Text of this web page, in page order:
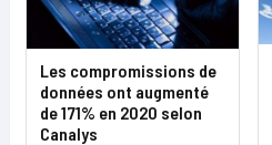
Les compromissions de
données ont augmenté
de 171% en 2020 selon
Canalys